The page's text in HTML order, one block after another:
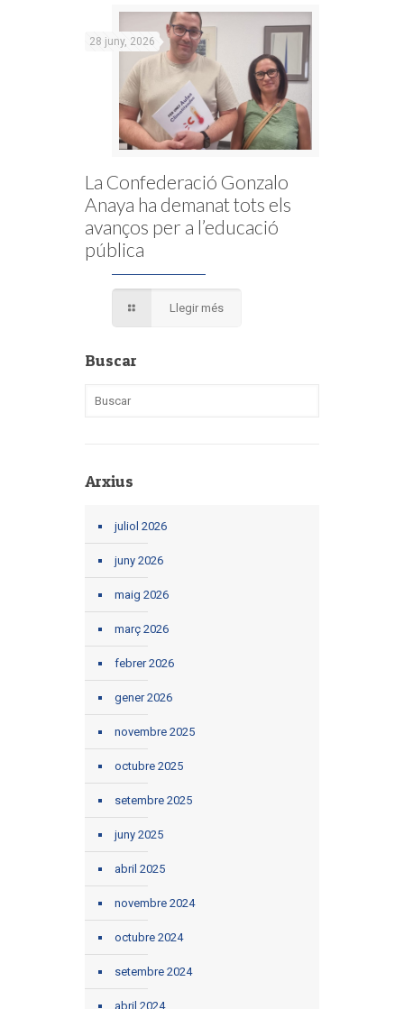
28 juny, 2026
La Confederació Gonzalo
Anaya ha demanat tots els
avanços per a l’educació
pública
Llegir més
Buscar
Arxius
juliol 2026
juny 2026
maig 2026
març 2026
febrer 2026
gener 2026
novembre 2025
octubre 2025
setembre 2025
juny 2025
abril 2025
novembre 2024
octubre 2024
setembre 2024
abril 2024